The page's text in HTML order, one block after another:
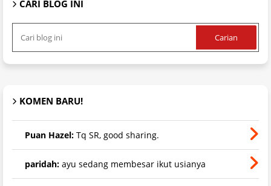
CARI BLOG INI
KOMEN BARU!
Puan Hazel: Tq SR, good sharing.
paridah: ayu sedang membesar ikut usianya